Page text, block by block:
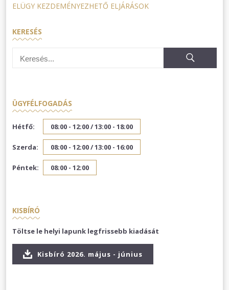
ELÜGY KEZDEMÉNYEZHETŐ ELJÁRÁSOK
KERESÉS
ÜGYFÉLFOGADÁS
Hétfő: 08:00 - 12:00 /13:00 - 18:00
Szerda: 08:00 - 12:00 /13:00 - 16:00
Péntek: 08:00 - 12:00
KISBÍRÓ
Töltse le helyi lapunk legfrissebb kiadását
Kisbíró 2026. május - június